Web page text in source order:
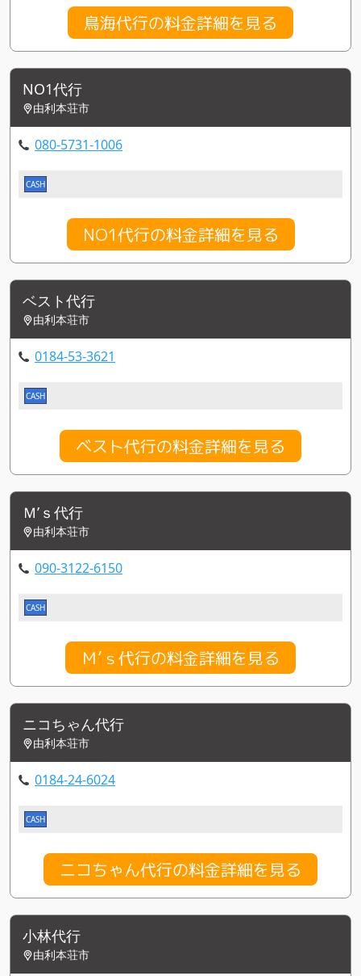
鳥海代行の料金詳細を見る
NO1代行
由利本荘市
080-5731-1006
CASH
NO1代行の料金詳細を見る
ベスト代行
由利本荘市
0184-53-3621
CASH
ベスト代行の料金詳細を見る
Ｍ’ｓ代行
由利本荘市
090-3122-6150
CASH
Ｍ’ｓ代行の料金詳細を見る
ニコちゃん代行
由利本荘市
0184-24-6024
CASH
ニコちゃん代行の料金詳細を見る
小林代行
由利本荘市